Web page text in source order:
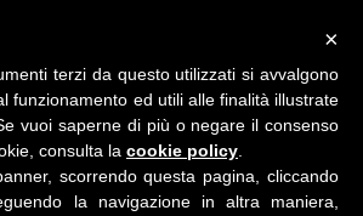
E OCCHIALI DA VISTA
×
terzi da questo utilizzati si avvalgono
funzionamento ed utili alle finalità illustrate
vuoi saperne di più o negare il consenso
consulta la cookie policy
scorrendo questa pagina, cliccando
la navigazione in altra maniera,